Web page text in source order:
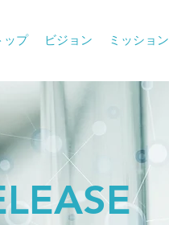
ップ ビジョン ミッション